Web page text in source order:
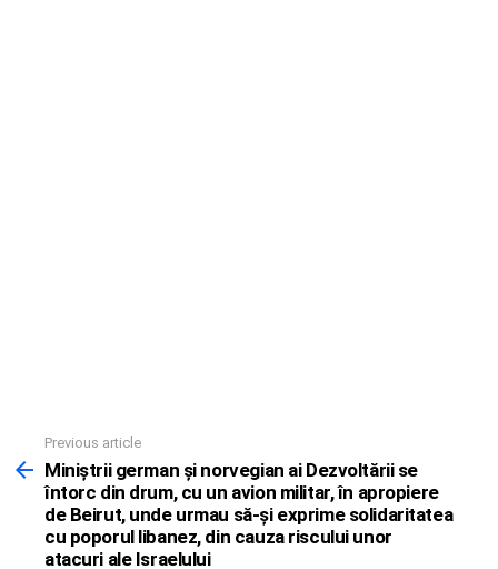
more
Previous article
Miniştrii german şi norvegian ai Dezvoltării se
întorc din drum, cu un avion militar, în apropiere
de Beirut, unde urmau să-şi exprime solidaritatea
cu poporul libanez, din cauza riscului unor
atacuri ale Israelului